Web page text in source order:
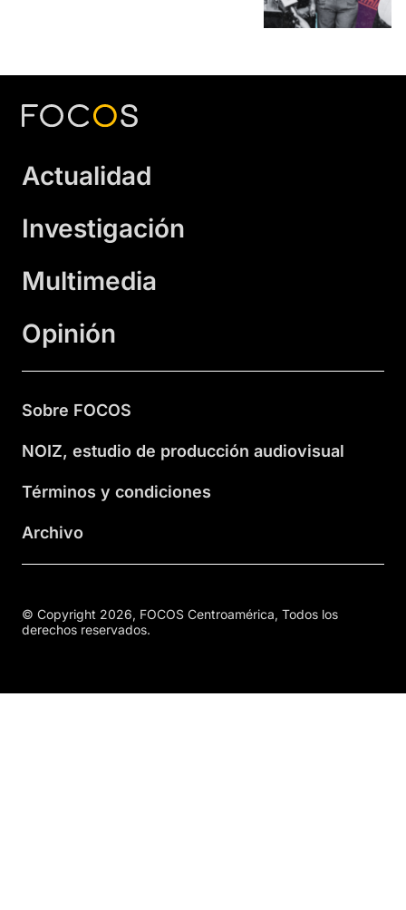
Actualidad
Investigación
Multimedia
Opinión
Sobre FOCOS
NOIZ, estudio de producción audiovisual
Términos y condiciones
Archivo
© Copyright 2026, FOCOS Centroamérica, Todos los
derechos reservados.